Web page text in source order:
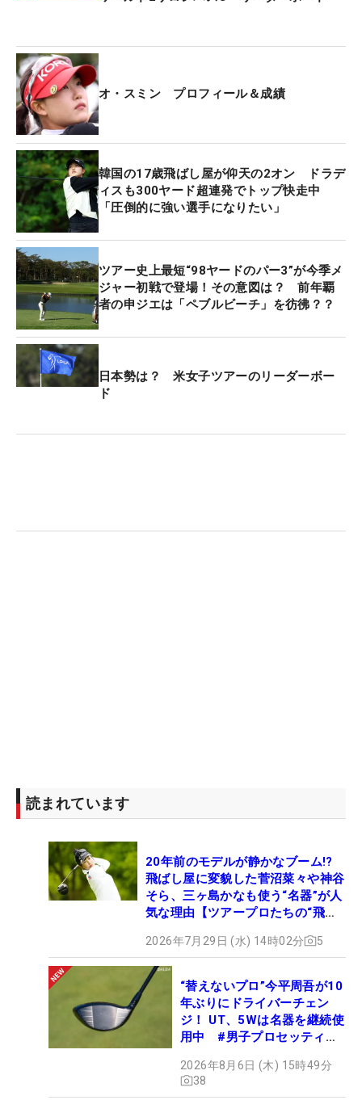
もある。「ナショナルチームでも一緒にプレーした
し、すごく仲良しです」。それだけに2年前の出来
事は、鮮明に頭に残っている。「ヒョソンは、この
大会で優勝したんだ、すごいなって思っています。
自分でプレーして、そう思いました」。そんな仲間
の後を追うチャンスが到来している。
スラリと伸びた高身長から繰り出されるドライバー
ショットは、平均273ヤードを誇る。今大会初日の
計測ホール（11、17番）でも平均279ヤードを記
録。2位の鶴岡果恋（268ヤード）を11ヤードも上
回り、全体1位になった。4月20日には千葉県で行わ
れた「全米女子オープン最終予選」にも参加。「日
本でプレーした経験もありますし、韓国での予選会
がなくなったので」という理由で受けて4位にな
り、日本で本戦チケットも手に入れている。
オ・スミン プロフィール＆成績
韓国の17歳飛ばし屋が仰天の2オン ドラデ
ィスも300ヤード超連発でトップ快走中
「圧倒的に強い選手になりたい」
ツアー史上最短“98ヤードのパー3”が今季メ
ジャー初戦で登場！その意図は？ 前年覇
者の申ジエは「ペブルビーチ」を彷彿？？
日本勢は？ 米女子ツアーのリーダーボー
ド
読まれています
20年前のモデルが静かなブーム!?
飛ばし屋に変貌した菅沼菜々や神谷
そら、三ヶ島かなも使う“名器”が人
気な理由【ツアープロたちの“飛ば
2026年7月29日 (水) 14時02分 5
“替えないプロ”今平周吾が10
年ぶりにドライバーチェン
ジ！ UT、5Wは名器を継続使
用中 #男子プロセッティン
2026年8月6日 (木) 15時49分
38